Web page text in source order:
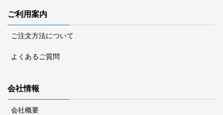
ご利用案内
ご注文方法について
よくあるご質問
会社情報
会社概要